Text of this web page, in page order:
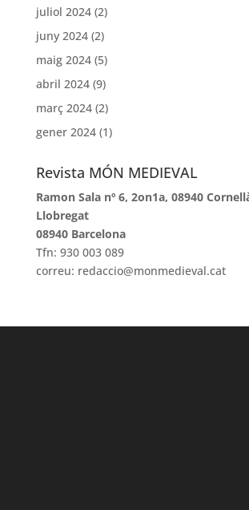
juliol 2024(2)
juny 2024(2)
maig 2024(5)
abril 2024(9)
març 2024(2)
gener 2024(1)
Revista MÓN MEDIEVAL
Ramon Sala nº 6, 2on1a, 08940
Llobregat
08940 Barcelona
Tfn: 930 003 089
correu: redaccio@monmedieval.cat